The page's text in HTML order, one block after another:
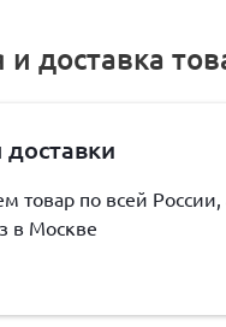
и доставка
доставки
товар по всей России,
в Москве